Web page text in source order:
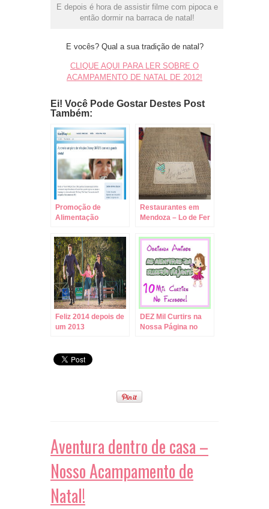
E depois é hora de assistir filme com pipoca e
então dormir na barraca de natal!
E vocês? Qual a sua tradição de natal?
CLIQUE AQUI PARA LER SOBRE O
ACAMPAMENTO DE NATAL DE 2012!
Ei! Você Pode Gostar Destes Post
Também:
Promoção de
Alimentação
Disney 2014
Restaurantes em
Mendoza – Lo de Fer
do Chef!
Feliz 2014 depois de
um 2013
DEZ Mil Curtirs na
Nossa Página no
Aventura dentro de casa –
Nosso Acampamento de
Natal!